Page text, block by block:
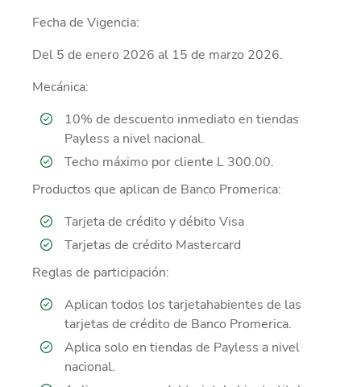
Fecha de Vigencia:
Del 5 de enero 2026 al 15 de marzo 2026.
Mecánica:
10% de descuento inmediato en tiendas
Payless a nivel nacional.
Techo máximo por cliente L 300.00.
Productos que aplican de Banco Promerica:
Tarjeta de crédito y débito Visa
Tarjetas de crédito Mastercard
Reglas de participación:
Aplican todos los tarjetahabientes de las
tarjetas de crédito de Banco Promerica.
Aplica solo en tiendas de Payless a nivel
nacional.